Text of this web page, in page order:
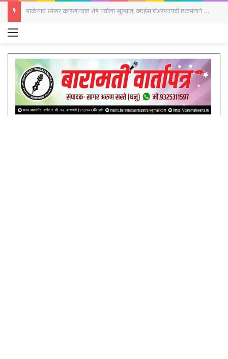
माळेगाव साखर कारखान्यात शेंडे पर्वाला सुरुवात; व्हाईस चेअरमनपदी एकमताने निवड
Menu